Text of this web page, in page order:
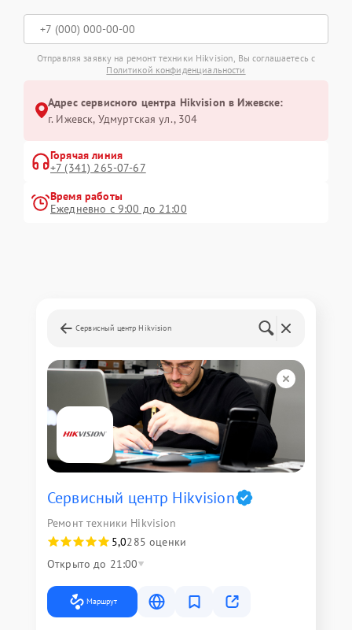
Отправляя заявку на ремонт техники Hikvision, Вы соглашаетесь с
Политикой конфиденциальности
Адрес сервисного центра Hikvision в Ижевске:
г. Ижевск, Удмуртская ул., 304
Горячая линия
+7 (341) 265-07-67
Время работы
Ежедневно с 9:00 до 21:00
Сервисный центр Hikvision
Сервисный центр Hikvision
Ремонт техники Hikvision
5,0285 оценки
Открыто до 21:00
Маршрут